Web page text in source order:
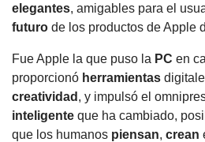
elegantes, amigables para el
futuro de los productos de Apple
Fue Apple la que puso la PC en
proporcionó herramientas
creatividad , y impulsó el
inteligente que ha cambiado,
que los humanos piensan, crean